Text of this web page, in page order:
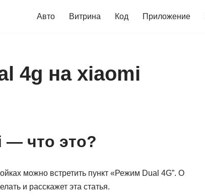
Авто Витрина Код Приложение
4g на xiaomi
— что это?
можно встретить пункт «Режим Dual 4G”. О
и расскажет эта статья.